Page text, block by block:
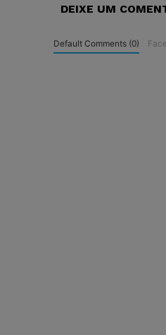
DEIXE UM
Default Comments (0)